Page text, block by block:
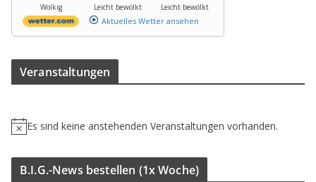
Wolkig
Leicht bewölkt
Leicht bewölkt
Aktuelles Wetter ansehen
Ver­an­stal­tun­gen
H
Es sind keine anstehenden Veranstaltungen vorhanden.
B.I.G.-News bestel­len (1x Woche)